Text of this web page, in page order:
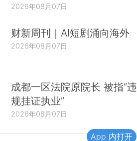
2026年08月07日
财新周刊｜AI短剧涌向海外
2026年08月07日
成都一区法院原院长 被指“违
规挂证执业”
2026年08月07日
App 内打开